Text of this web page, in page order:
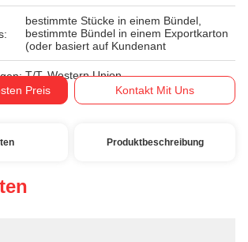
bestimmte Stücke in einem Bündel,
bestimmte Bündel in einem Exportkarton
(oder basiert auf Kundenant
T/T, Western Union
Preis
Kontakt Mit Uns
Produktbeschreibung